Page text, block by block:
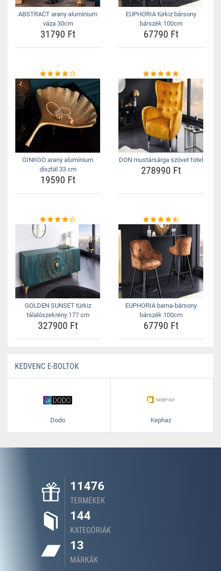
ABSTRACT arany alumínium
váza 30cm
31790 Ft
EUPHORIA türkiz bársony
bárszék 100cm
67790 Ft
GINKGO arany alumínium
dísztál 33 cm
19590 Ft
DON mustársárga szövet fotel
278990 Ft
GOLDEN SUNSET türkiz
tálalószekrény 177 cm
327900 Ft
EUPHORIA barna-bársony
bárszék 100cm
67790 Ft
KEDVENC E-BOLTOK
Dodo Kephaz
11476
TERMÉKEK
144
KATEGÓRIÁK
13
MÁRKÁK